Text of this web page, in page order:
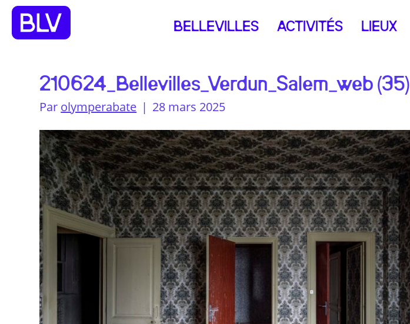
BELLEVILLES ACTIVITÉS LIEUX
210624_Bellevilles_Verdun_Salem_web (35)
Par olymperabate | 28 mars 2025